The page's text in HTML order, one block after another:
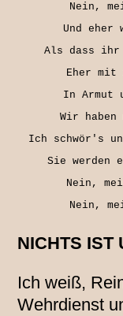
Nein,
Und
Als dass ihr
Eher mit
In Armut
Wir
Ich schwör's
Sie werden
Nein,
Nein,
NICHTS IST
Ich weiß,
Wehrdienst